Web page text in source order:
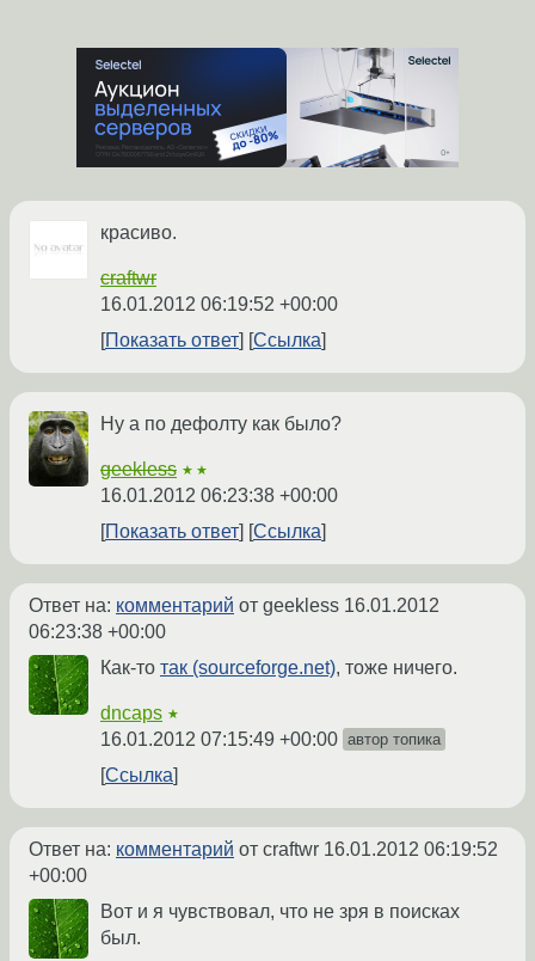
красиво.
craftwr
16.01.2012 06:19:52 +00:00
Показать ответ
Ссылка
Ну а по дефолту как было?
geekless ★★
16.01.2012 06:23:38 +00:00
Показать ответ
Ссылка
Ответ на: комментарий от geekless 16.01.2012
06:23:38 +00:00
Как-то так (sourceforge.net), тоже ничего.
dncaps ★
16.01.2012 07:15:49 +00:00 автор топика
Ссылка
Ответ на: комментарий от craftwr 16.01.2012 06:19:52
+00:00
Вот и я чувствовал, что не зря в поисках
был.